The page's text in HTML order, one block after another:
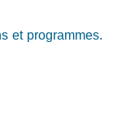
et programmes.